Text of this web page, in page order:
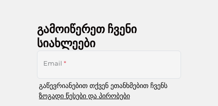
გამოიწერეთ ჩვენი
სიახლეები
Email *
გაწევრიანებით თქვენ ეთანხმებით ჩვენს
ზოგადი წესები და პირობები